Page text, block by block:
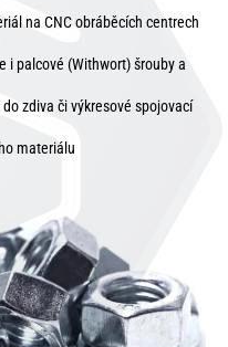
na CNC obráběcích centrech
i palcové (Withwort) šrouby a
zdiva či výkresové spojovací
materiálu